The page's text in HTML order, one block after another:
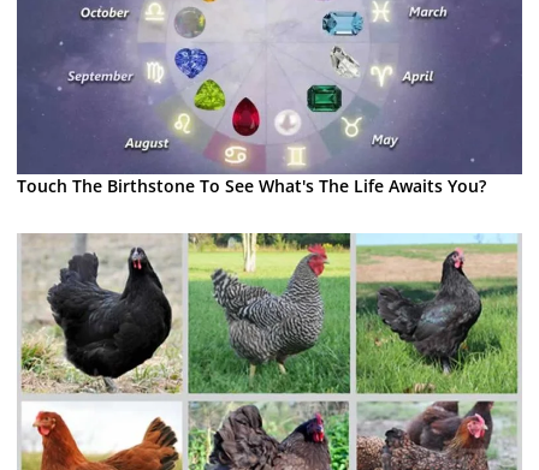
Touch The Birthstone To See What's The Life Awaits You?